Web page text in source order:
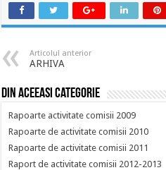
Articolul anterior
ARHIVA
Din aceeasi categorie
Rapoarte activitate comisii 2009
Rapoarte de activitate comisii 2010
Rapoarte de activitate comisii 2011
Raport de activitate comisii 2012-2013